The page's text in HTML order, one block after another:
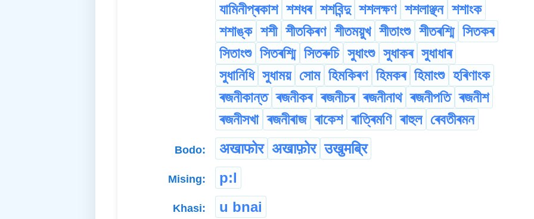
যামিনীপ্ৰকাশ শশধৰ শশবিন্দু শশলক্ষণ শশলাঞ্ছন শশাংক
শশাঙ্ক শশী শীতকিৰণ শীতময়ুখ শীতাংশু শীতৰশ্মি সিতকৰ
সিতাংশু সিতৰশ্মি সিতৰুচি সুধাংশু সুধাকৰ সুধাধাৰ
সুধানিধি সুধাময় সোম হিমকিৰণ হিমকৰ হিমাংশু হৰিণাংক
ৰজনীকান্ত ৰজনীকৰ ৰজনীচৰ ৰজনীনাথ ৰজনীপতি ৰজনীশ
ৰজনীসখা ৰজনীৰাজ ৰাকেশ ৰাত্ৰিমণি ৰাহুল ৰেবতীৰমন
Bodo: अखाफोर अखाफ़ोर उखुमब्रि
Mising: p:l
Khasi: u bnai